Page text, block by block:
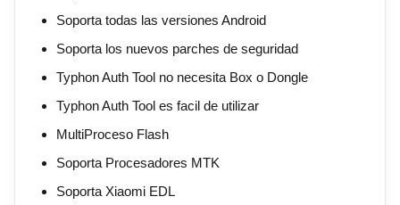
Soporta todas las versiones Android
Soporta los nuevos parches de seguridad
Typhon Auth Tool no necesita Box o Dongle
Typhon Auth Tool es facil de utilizar
MultiProceso Flash
Soporta Procesadores MTK
Soporta Xiaomi EDL